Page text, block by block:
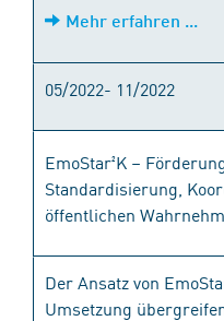
Mehr erfahren ...
05/2022- 11/2022
EmoStar²K –
Standardisierung,
öffentlichen
Der Ansatz von
Umsetzung